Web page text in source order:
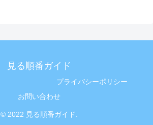
見る順番ガイド
プライバシーポリシー
お問い合わせ
© 2022 見る順番ガイド.